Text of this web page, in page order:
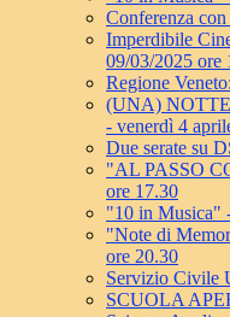
Conferenza
Imperdibile
09/03/2025 ore
Regione
(UNA)
- venerdì 4
Due serate su
"AL PASSO
ore 17.30
"10 in Musica"
"Note di
ore 20.30
Servizio Civile
SCUOLA